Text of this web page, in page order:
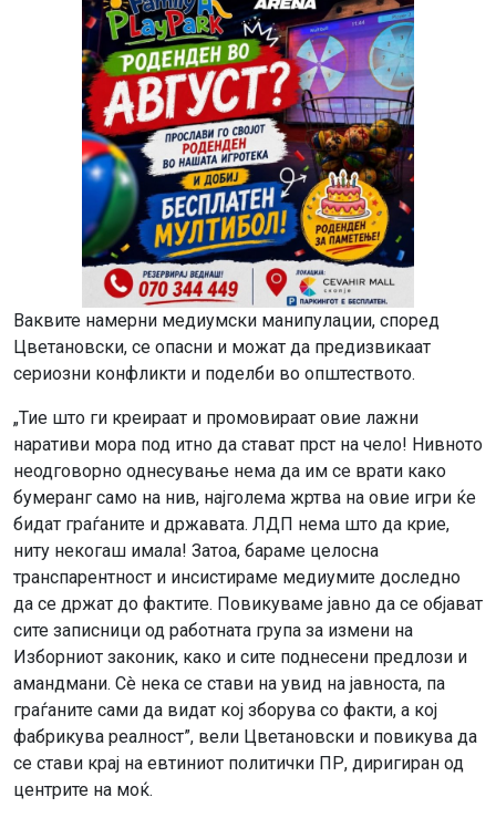
Ваквите намерни медиумски манипулации, според
Цветановски, се опасни и можат да предизвикаат
сериозни конфликти и поделби во општеството.
„Тие што ги креираат и промовираат овие лажни
наративи мора под итно да стават прст на чело! Нивното
неодговорно однесување нема да им се врати како
бумеранг само на нив, најголема жртва на овие игри ќе
бидат граѓаните и државата. ЛДП нема што да крие,
ниту некогаш имала! Затоа, бараме целосна
транспарентност и инсистираме медиумите доследно
да се држат до фактите. Повикуваме јавно да се објават
сите записници од работната група за измени на
Изборниот законик, како и сите поднесени предлози и
амандмани. Сè нека се стави на увид на јавноста, па
граѓаните сами да видат кој зборува со факти, а кој
фабрикува реалност”, вели Цветановски и повикува да
се стави крај на евтиниот политички ПР, диригиран од
центрите на моќ.